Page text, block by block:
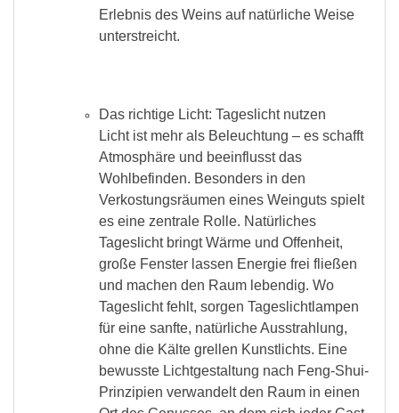
Erlebnis des Weins auf natürliche Weise
unterstreicht.
Das richtige Licht: Tageslicht nutzen
Licht ist mehr als Beleuchtung – es schafft
Atmosphäre und beeinflusst das
Wohlbefinden. Besonders in den
Verkostungsräumen eines Weinguts spielt
es eine zentrale Rolle. Natürliches
Tageslicht bringt Wärme und Offenheit,
große Fenster lassen Energie frei fließen
und machen den Raum lebendig. Wo
Tageslicht fehlt, sorgen Tageslichtlampen
für eine sanfte, natürliche Ausstrahlung,
ohne die Kälte grellen Kunstlichts. Eine
bewusste Lichtgestaltung nach Feng-Shui-
Prinzipien verwandelt den Raum in einen